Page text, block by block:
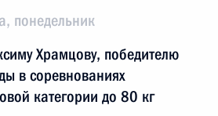
понедельник
Храмцову, победителю
в соревнованиях
категории до 80 кг